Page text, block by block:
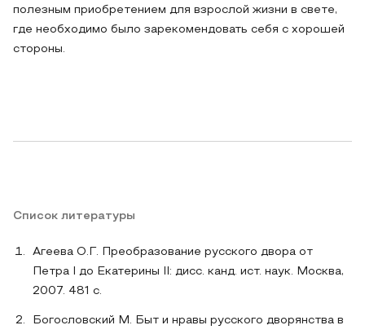
полезным приобретением для взрослой жизни в свете,
где необходимо было зарекомендовать себя с хорошей
стороны.
Список литературы
Агеева О.Г. Преобразование русского двора от
Петра I до Екатерины II: дисс. канд. ист. наук. Москва,
2007. 481 с.
Богословский М. Быт и нравы русского дворянства в